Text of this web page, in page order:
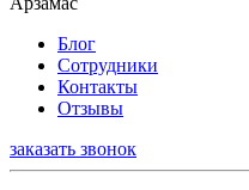
Блог
Сотрудники
Контакты
Отзывы
заказать звонок